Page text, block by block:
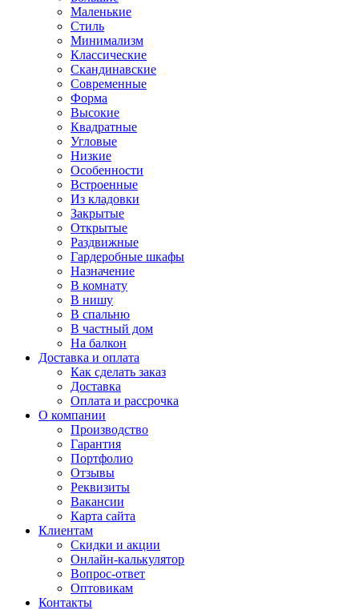
Маленькие
Стиль
Минимализм
Классические
Скандинавские
Современные
Форма
Высокие
Квадратные
Угловые
Низкие
Особенности
Встроенные
Из кладовки
Закрытые
Открытые
Раздвижные
Гардеробные шкафы
Назначение
В комнату
В нишу
В спальню
В частный дом
На балкон
Доставка и оплата
Как сделать заказ
Доставка
Оплата и рассрочка
О компании
Производство
Гарантия
Портфолио
Отзывы
Реквизиты
Вакансии
Карта сайта
Клиентам
Скидки и акции
Онлайн-калькулятор
Вопрос-ответ
Оптовикам
Контакты